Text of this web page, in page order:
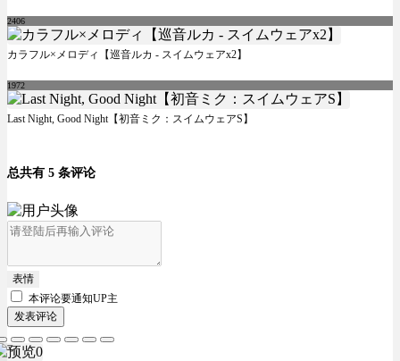
2406
カラフル×メロディ【巡音ルカ - スイムウェアx2】
1972
Last Night, Good Night【初音ミク：スイムウェアS】
总共有 5 条评论
表情
本评论要通知UP主
发表评论